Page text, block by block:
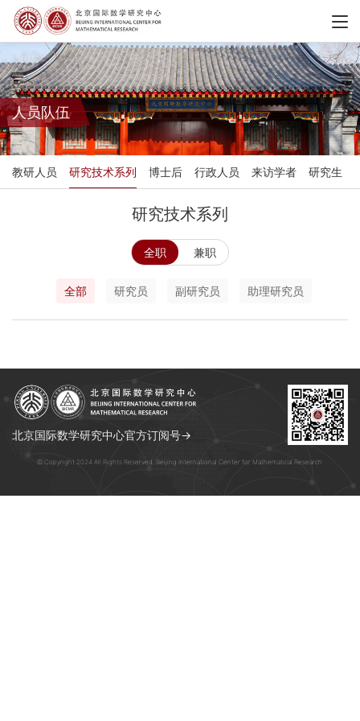
人员队伍
教研人员 研究技术系列 博士后 行政人员 来访学者 研究生
研究技术系列
全职 兼职
全部 研究员 副研究员 助理研究员
北京国际数学研究中心官方订阅号→
© Copyright 2024 All Rights Reserved. Beijing International Center for Mathematical Research.